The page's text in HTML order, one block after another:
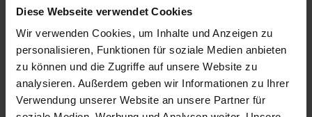
Diese Webseite verwendet Cookies
Wir verwenden Cookies, um Inhalte und Anzeigen zu
personalisieren, Funktionen für soziale Medien anbieten
zu können und die Zugriffe auf unsere Website zu
analysieren. Außerdem geben wir Informationen zu Ihrer
Verwendung unserer Website an unsere Partner für
VERTICAL_iT_Festivalseelsorge
Zusätzliches Material